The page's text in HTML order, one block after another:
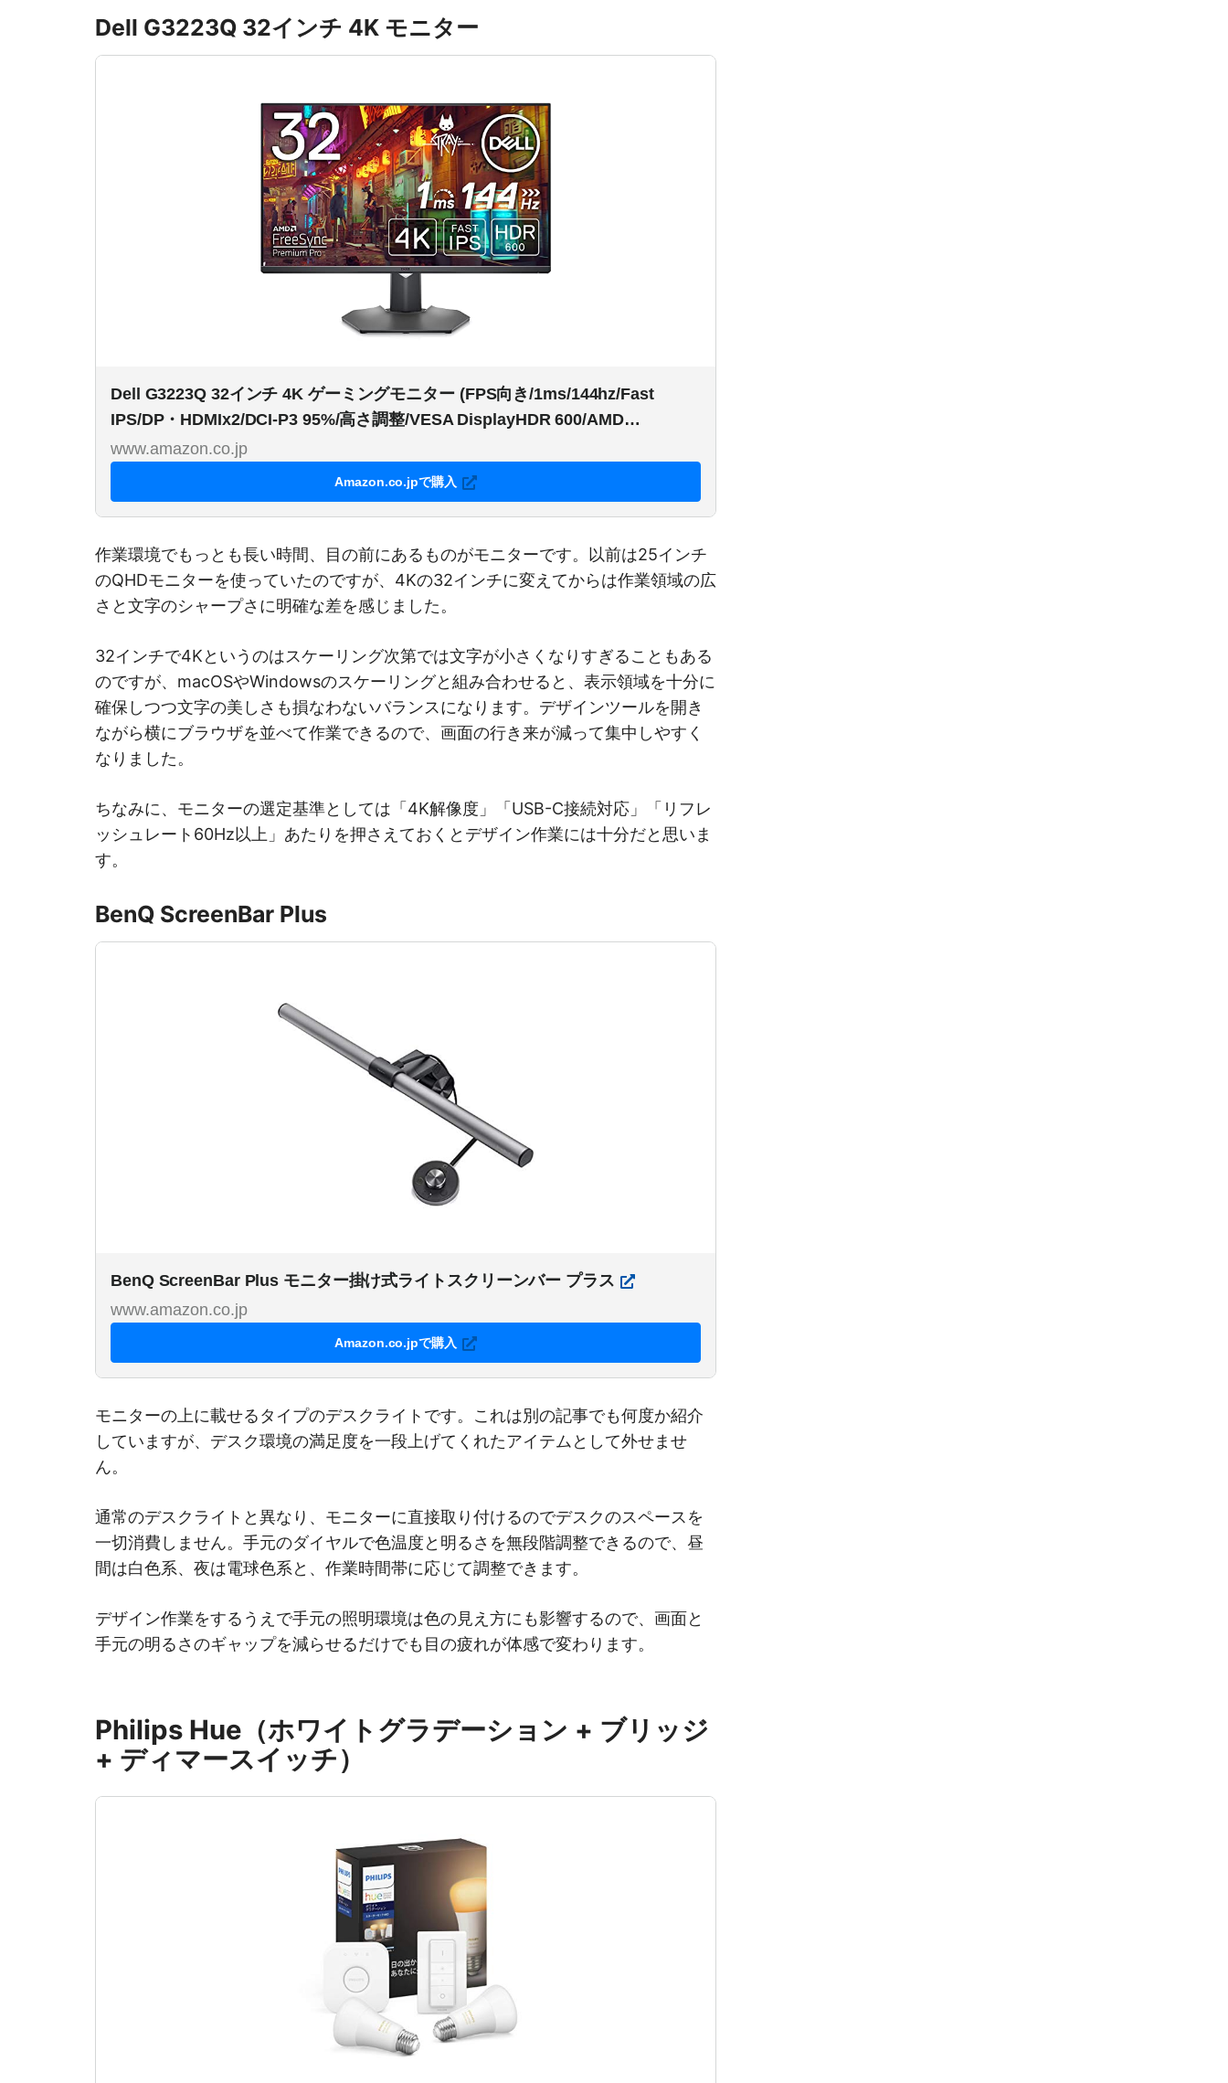
Dell G3223Q 32インチ 4K モニター
Dell G3223Q 32インチ 4K ゲーミングモニター (FPS向き/1ms/144hz/Fast
IPS/DP・HDMIx2/DCI-P3 95%/高さ調整/VESA DisplayHDR 600/AMD
FreeSync Premium Pro)
www.amazon.co.jp
Amazon.co.jpで購入
作業環境でもっとも長い時間、目の前にあるものがモニターです。以前は25インチ
のQHDモニターを使っていたのですが、4Kの32インチに変えてからは作業領域の広
さと文字のシャープさに明確な差を感じました。
32インチで4Kというのはスケーリング次第では文字が小さくなりすぎることもある
のですが、macOSやWindowsのスケーリングと組み合わせると、表示領域を十分に
確保しつつ文字の美しさも損なわないバランスになります。デザインツールを開き
ながら横にブラウザを並べて作業できるので、画面の行き来が減って集中しやすく
なりました。
ちなみに、モニターの選定基準としては「4K解像度」「USB-C接続対応」「リフレ
ッシュレート60Hz以上」あたりを押さえておくとデザイン作業には十分だと思いま
す。
BenQ ScreenBar Plus
BenQ ScreenBar Plus モニター掛け式ライトスクリーンバー プラス
www.amazon.co.jp
Amazon.co.jpで購入
モニターの上に載せるタイプのデスクライトです。これは別の記事でも何度か紹介
していますが、デスク環境の満足度を一段上げてくれたアイテムとして外せませ
ん。
通常のデスクライトと異なり、モニターに直接取り付けるのでデスクのスペースを
一切消費しません。手元のダイヤルで色温度と明るさを無段階調整できるので、昼
間は白色系、夜は電球色系と、作業時間帯に応じて調整できます。
デザイン作業をするうえで手元の照明環境は色の見え方にも影響するので、画面と
手元の明るさのギャップを減らせるだけでも目の疲れが体感で変わります。
Philips Hue（ホワイトグラデーション + ブリッジ
+ ディマースイッチ）